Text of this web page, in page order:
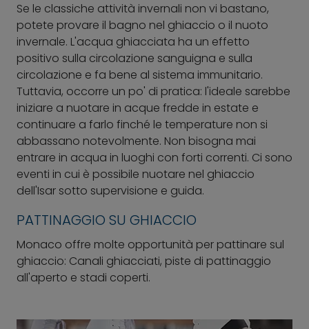
Se le classiche attività invernali non vi bastano,
potete provare il bagno nel ghiaccio o il nuoto
invernale. L'acqua ghiacciata ha un effetto
positivo sulla circolazione sanguigna e sulla
circolazione e fa bene al sistema immunitario.
Tuttavia, occorre un po' di pratica: l'ideale sarebbe
iniziare a nuotare in acque fredde in estate e
continuare a farlo finché le temperature non si
abbassano notevolmente. Non bisogna mai
entrare in acqua in luoghi con forti correnti. Ci sono
eventi in cui è possibile nuotare nel ghiaccio
dell'Isar sotto supervisione e guida.
PATTINAGGIO SU GHIACCIO
Monaco offre molte opportunità per pattinare sul
ghiaccio: Canali ghiacciati, piste di pattinaggio
all'aperto e stadi coperti.